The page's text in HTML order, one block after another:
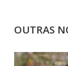
OUTRAS